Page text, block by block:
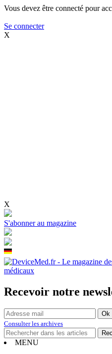
Vous devez être connecté pour
Se connecter
X
X
S'abonner au magazine
Recevoir notre
Consulter les archives
MENU